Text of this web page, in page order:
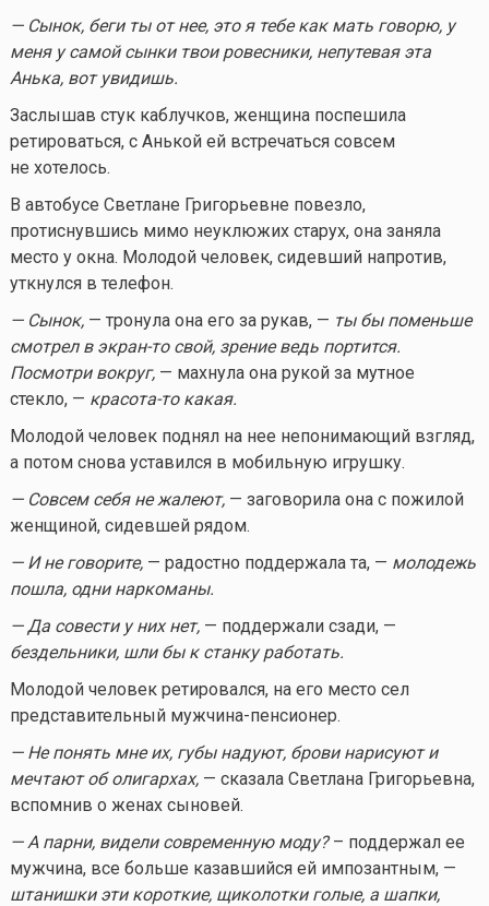
— Сынок, беги ты от нее, это я тебе как мать говорю, у
меня у самой сынки твои ровесники, непутевая эта
Анька, вот увидишь.
Заслышав стук каблучков, женщина поспешила
ретироваться, с Анькой ей встречаться совсем
не хотелось.
В автобусе Светлане Григорьевне повезло,
протиснувшись мимо неуклюжих старух, она заняла
место у окна. Молодой человек, сидевший напротив,
уткнулся в телефон.
— Сынок,— тронула она его за рукав, — ты бы поменьше
смотрел в экран-тосвой, зрение ведь портится.
Посмотри вокруг,— махнула она рукой за мутное
стекло, — красота-токакая.
Молодой человек поднял на нее непонимающий взгляд,
а потом снова уставился в мобильную игрушку.
— Совсем себя не жалеют,— заговорила она с пожилой
женщиной, сидевшей рядом.
— И не говорите,— радостно поддержала та, — молодежь
пошла, одни наркоманы.
— Да совести у них нет,— поддержали сзади, —
бездельники, шли бы к станку работать.
Молодой человек ретировался, на его место сел
представительный мужчина-пенсионер.
— Не понять мне их, губы надуют, брови нарисуют и
мечтают об олигархах,— сказала Светлана Григорьевна,
вспомнив о женах сыновей.
— А парни, видели современную моду?– поддержал ее
мужчина, все больше казавшийся ей импозантным, —
штанишки эти короткие, щиколотки голые, а шапки,